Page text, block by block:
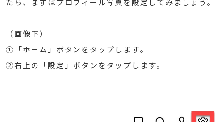
たら、まずはプロフィール写真を設定してみましょう。
（画像下）
①「ホーム」ボタンをタップします。
②右上の「設定」ボタンをタップします。